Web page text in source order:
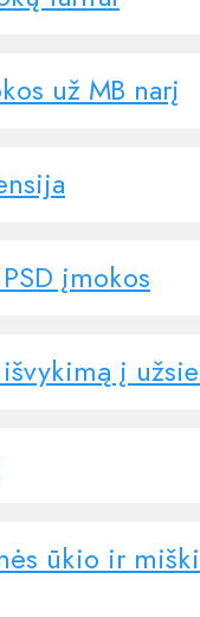
už MB narį
įmokos
į
ūkio ir